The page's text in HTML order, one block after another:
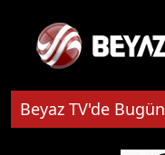
Beyaz TV'de Bugün